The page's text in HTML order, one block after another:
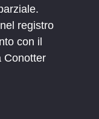
registro
con il
Conotter